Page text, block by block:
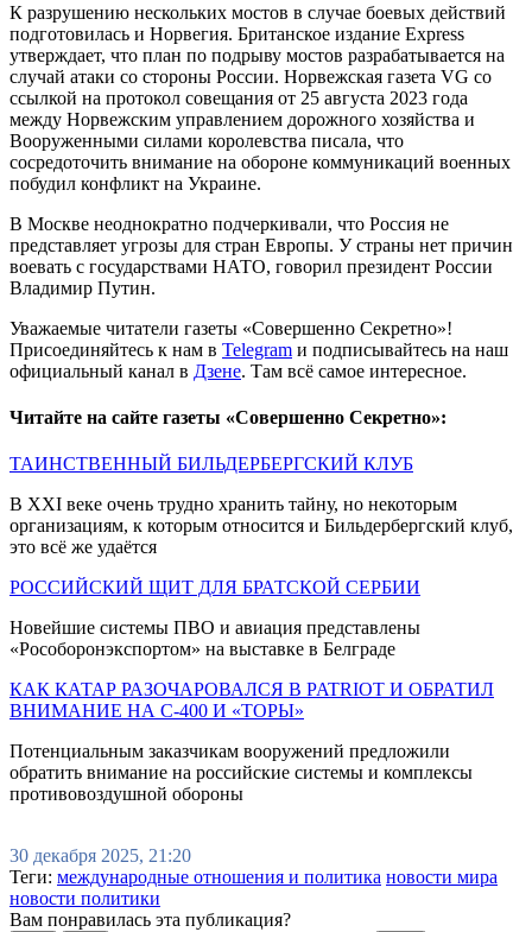
К разрушению нескольких мостов в случае боевых действий
подготовилась и Норвегия. Британское издание Express
утверждает, что план по подрыву мостов разрабатывается на
случай атаки со стороны России. Норвежская газета VG со
ссылкой на протокол совещания от 25 августа 2023 года
между Норвежским управлением дорожного хозяйства и
Вооруженными силами королевства писала, что
сосредоточить внимание на обороне коммуникаций военных
побудил конфликт на Украине.
В Москве неоднократно подчеркивали, что Россия не
представляет угрозы для стран Европы. У страны нет причин
воевать с государствами НАТО, говорил президент России
Владимир Путин.
Уважаемые читатели газеты «Совершенно Секретно»!
Присоединяйтесь к нам в Telegram и подписывайтесь на наш
официальный канал в Дзене. Там всё самое интересное.
Читайте на сайте газеты «Совершенно Секретно»:
ТАИНСТВЕННЫЙ БИЛЬДЕРБЕРГСКИЙ КЛУБ
В XXI веке очень трудно хранить тайну, но некоторым
организациям, к которым относится и Бильдербергский клуб,
это всё же удаётся
РОССИЙСКИЙ ЩИТ ДЛЯ БРАТСКОЙ СЕРБИИ
Новейшие системы ПВО и авиация представлены
«Рособоронэкспортом» на выставке в Белграде
КАК КАТАР РАЗОЧАРОВАЛСЯ В PATRIOT И ОБРАТИЛ
ВНИМАНИЕ НА С-400 И «ТОРЫ»
Потенциальным заказчикам вооружений предложили
обратить внимание на российские системы и комплексы
противовоздушной обороны
30 декабря 2025, 21:20
Теги: международные отношения и политика новости мира
новости политики
Вам понравилась эта публикация?